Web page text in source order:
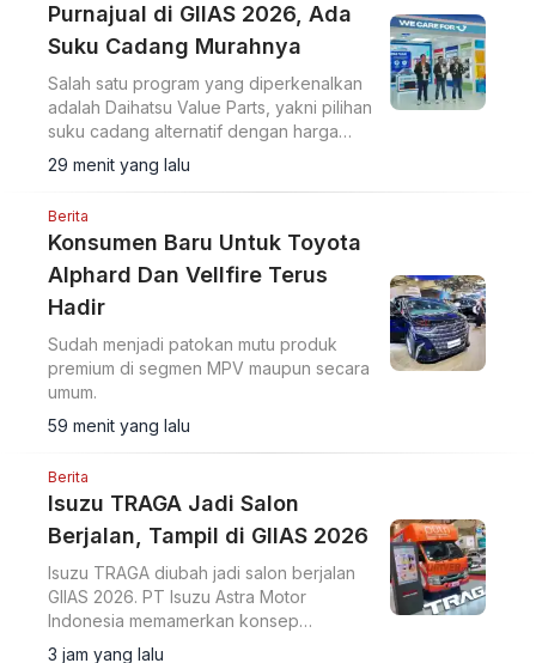
Purnajual di GIIAS 2026, Ada
Suku Cadang Murahnya
Salah satu program yang diperkenalkan
adalah Daihatsu Value Parts, yakni pilihan
suku cadang alternatif dengan harga
lebih terjangkau.
29 menit yang lalu
Berita
Konsumen Baru Untuk Toyota
Alphard Dan Vellfire Terus
Hadir
Sudah menjadi patokan mutu produk
premium di segmen MPV maupun secara
umum.
59 menit yang lalu
Berita
Isuzu TRAGA Jadi Salon
Berjalan, Tampil di GIIAS 2026
Isuzu TRAGA diubah jadi salon berjalan
GIIAS 2026. PT Isuzu Astra Motor
Indonesia memamerkan konsep
modifikasi pikap ringan menjadi ruang
3 jam yang lalu